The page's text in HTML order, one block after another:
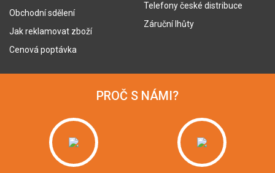
Obchodní sdělení
Jak reklamovat zboží
Cenová poptávka
Telefony české distribuce
Záruční lhůty
PROČ S NÁMI?